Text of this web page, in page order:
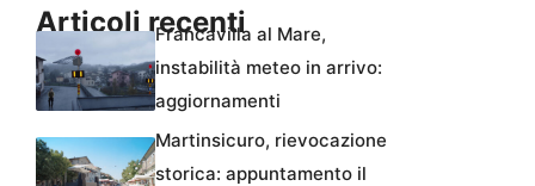
Articoli recenti
Francavilla al Mare,
instabilità meteo in arrivo:
aggiornamenti
Martinsicuro, rievocazione
storica: appuntamento il